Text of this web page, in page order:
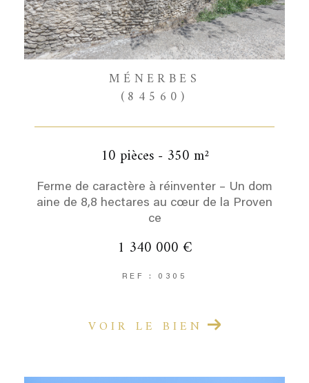
MÉNERBES
(84560)
10 pièces - 350 m²
Ferme de caractère à réinventer – Un dom
aine de 8,8 hectares au cœur de la Proven
ce
1 340 000 €
REF : 0305
VOIR LE BIEN